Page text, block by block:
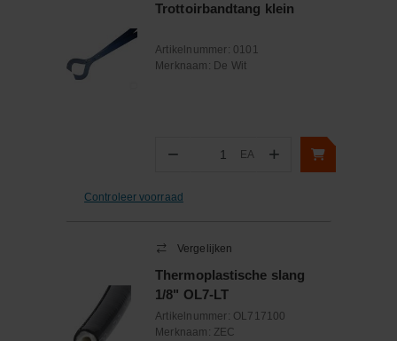
Trottoirbandtang klein
Artikelnummer: 0101
Merknaam: De Wit
− Aantal
EA +
Controleer voorraad
Vergelijken
Thermoplastische slang
1/8" OL7-LT
Artikelnummer: OL717100
Merknaam: ZEC